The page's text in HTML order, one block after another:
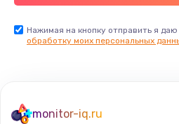
Замена
Ремонт разъема
Нажимая на кнопку отправить я даю
обработку моих персональных
monitor-iq.ru